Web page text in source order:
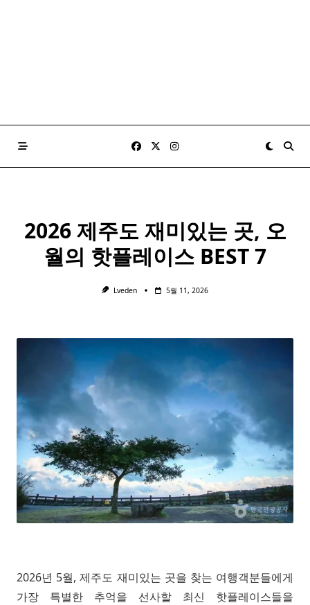
2026 제주도 재미있는 곳, 오
월의 핫플레이스 BEST 7
Lveden 5월 11, 2026
2026년 5월, 제주도 재미있는 곳을 찾는 여행객분들에게
가장 특별한 추억을 선사할 최신 핫플레이스들을